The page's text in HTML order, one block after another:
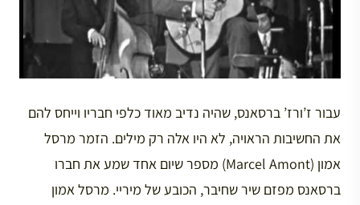
עבור ז’ורז’ ברסאנס, שהיה נדיב מאוד כלפי חבריו וייחס להם
את החשיבות הראויה, לא היו אלה רק מילים. הזמר מרסל
אמון (Marcel Amont) מספר שיום אחד שמע את חברו
ברסאנס מפזם שיר שחיבר, הכובע של מיריי. מרסל אמון